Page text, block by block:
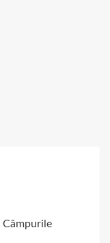
Câmpurile